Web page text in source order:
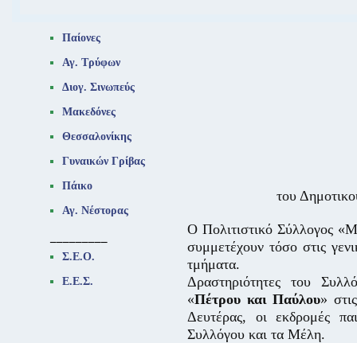
Παίονες
Αγ. Τρύφων
Διογ. Σινωπεύς
Μακεδόνες
Θεσσαλονίκης
Γυναικών Γρίβας
Πάικο
Αγ. Νέστορας
Σ.Ε.Ο.
Ε.Ε.Σ.
του
Ο Πολιτιστικό Σύλλογος
συμμετέχουν τόσο στις
τμήματα.
Δραστηριότητες του
«Πέτρου και Παύλου»
Δευτέρας, οι εκδρομές
Συλλόγου και τα Μέλη.